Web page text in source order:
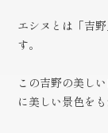
エシヌとは「吉
す。
この吉野の美し
に美しい景色をも